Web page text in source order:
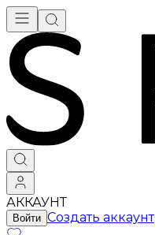
АККАУНТ
Войти Создать аккаунт